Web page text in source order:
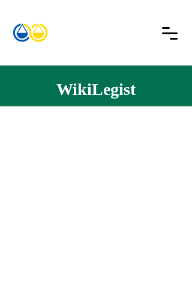
WikiLegist